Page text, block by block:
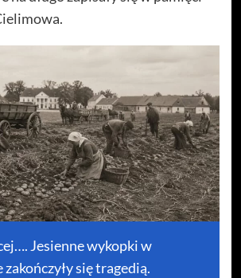
Jesienne wykopki w
się tragedią.